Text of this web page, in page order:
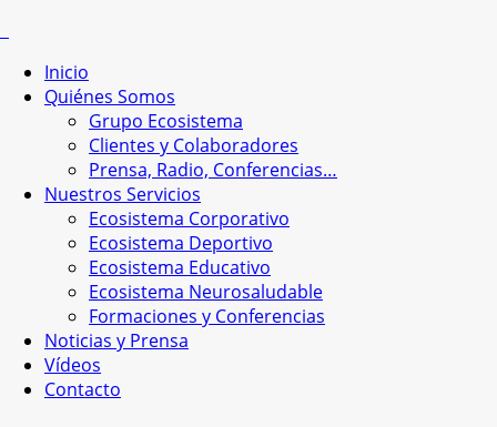
Inicio
Quiénes Somos
Grupo Ecosistema
Clientes y Colaboradores
Prensa, Radio, Conferencias…
Nuestros Servicios
Ecosistema Corporativo
Ecosistema Deportivo
Ecosistema Educativo
Ecosistema Neurosaludable
Formaciones y Conferencias
Noticias y Prensa
Vídeos
Contacto